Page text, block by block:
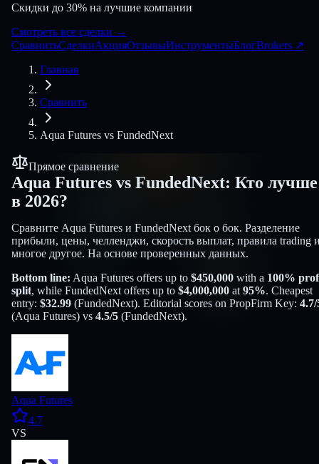
Скидки до 30% на лучшие компании
Смотреть все сделки →
СравнитьСделкиАкцияОтзывыИнструментыБлогBrokers ↗
Главная
Сравнить
Aqua Futures vs FundedNext
Прямое сравнение
Aqua Futures vs FundedNext: Кто лучше
в 2026?
Сравните Aqua Futures и FundedNext бок о бок. Разделение
прибыли, цены, челленджи, скорость выплат, правила trading
многое другое. На основе проверенных данных.
Bottom line: Aqua Futures offers up to $450,000 with a 100%
split, while FundedNext offers up to $4,000,000 at 95%. Cheapest
entry: $32.99 (FundedNext). Editorial scores on PropFirm Key: 4.7/
(Aqua Futures) vs 4.5/5 (FundedNext).
Aqua Futures
4.7
VS